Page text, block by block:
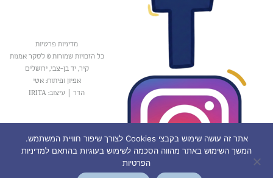
אתר זה עושה שימוש בקבצי Cookies לצורך שיפור חוויית המשתמש.
המשך השימוש באתר מהווה הסכמה לשימוש בעוגיות בהתאם למדיניות
הפרטיות
מדיניות פרטיות
כל הזכויות שמורות © לסקר אמנות
קיר, יד בן-צבי, ירושלים
אפיון ופיתוח: אטי
הדר
עיצוב: IRITA